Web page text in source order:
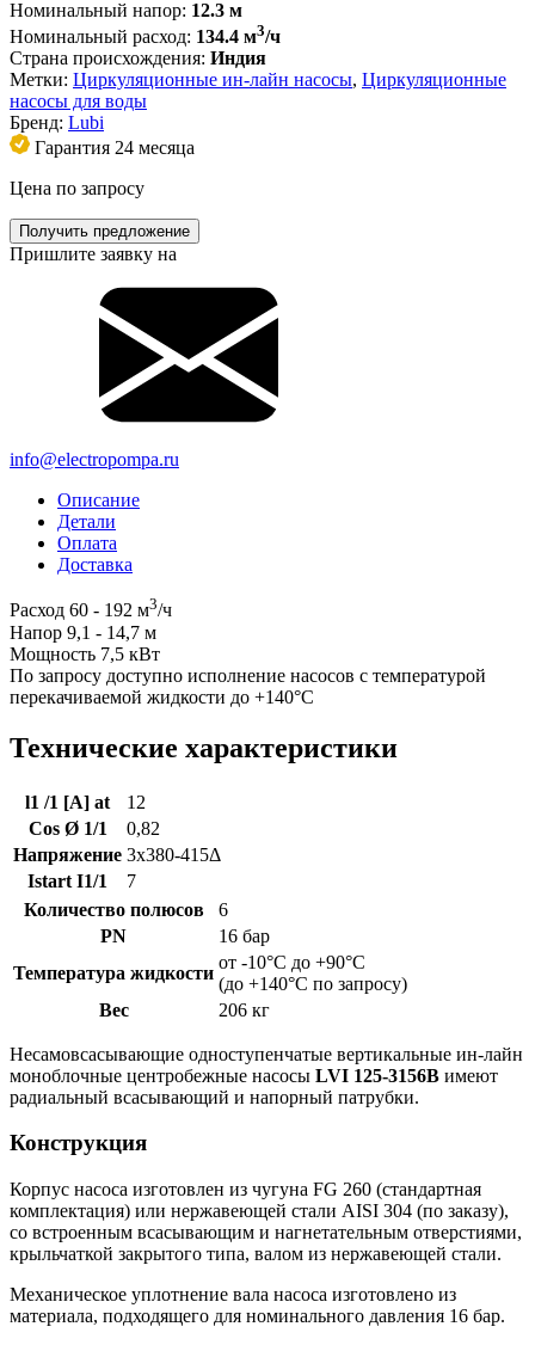
Номинальный напор: 12.3 м
Номинальный расход: 134.4 м3/ч
Страна происхождения: Индия
Метки: Циркуляционные ин-лайн насосы, Циркуляционные
насосы для воды
Бренд: Lubi
Гарантия 24 месяца
Цена по запросу
Получить предложение
Пришлите заявку на
info@electropompa.ru
Описание
Детали
Оплата
Доставка
Расход 60 - 192 м3/ч
Напор 9,1 - 14,7 м
Мощность 7,5 кВт
По запросу доступно исполнение насосов с температурой
перекачиваемой жидкости до +140°C
Технические характеристики
l1 /1 [A] at
12
Cos Ø 1/1
0,82
Напряжение 3x380-415Δ
Istart I1/1
7
Количество полюсов
6
PN
16 бар
Температура жидкости
от -10°C до +90°C
(до +140°C по запросу)
Вес
206 кг
Несамовсасывающие одноступенчатые вертикальные ин-лайн
моноблочные центробежные насосы LVI 125-3156B имеют
радиальный всасывающий и напорный патрубки.
Конструкция
Корпус насоса изготовлен из чугуна FG 260 (стандартная
комплектация) или нержавеющей стали AISI 304 (по заказу),
со встроенным всасывающим и нагнетательным отверстиями,
крыльчаткой закрытого типа, валом из нержавеющей стали.
Механическое уплотнение вала насоса изготовлено из
материала, подходящего для номинального давления 16 бар.